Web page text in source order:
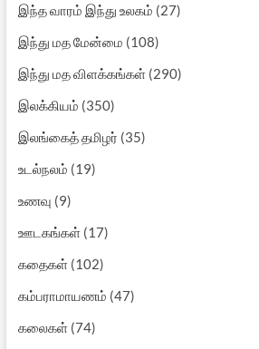
இந்த வாரம் இந்து உலகம் (27)
இந்து மத மேன்மை (108)
இந்து மத விளக்கங்கள்(290)
இலக்கியம் (350)
இலங்கைத் தமிழர் (35)
உடல்நலம் (19)
உணவு (9)
ஊடகங்கள்(17)
கதைகள்(102)
கம்பராமாயணம் (47)
கலைகள்(74)